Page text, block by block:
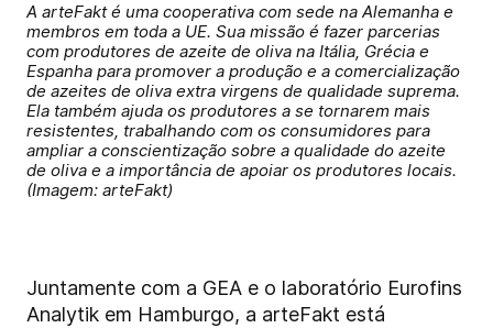
A arteFakt é uma cooperativa com sede na Alemanha e
membros em toda a UE. Sua missão é fazer parcerias
com produtores de azeite de oliva na Itália, Grécia e
Espanha para promover a produção e a comercialização
de azeites de oliva extra virgens de qualidade suprema.
Ela também ajuda os produtores a se tornarem mais
resistentes, trabalhando com os consumidores para
ampliar a conscientização sobre a qualidade do azeite
de oliva e a importância de apoiar os produtores locais.
(Imagem: arteFakt)
Juntamente com a GEA e o laboratório Eurofins
Analytik em Hamburgo, a arteFakt está